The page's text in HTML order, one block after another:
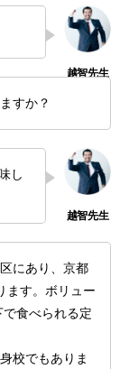
すか？
し
にあり、京都
ます。ボリュー
食べられる定
校でもありま